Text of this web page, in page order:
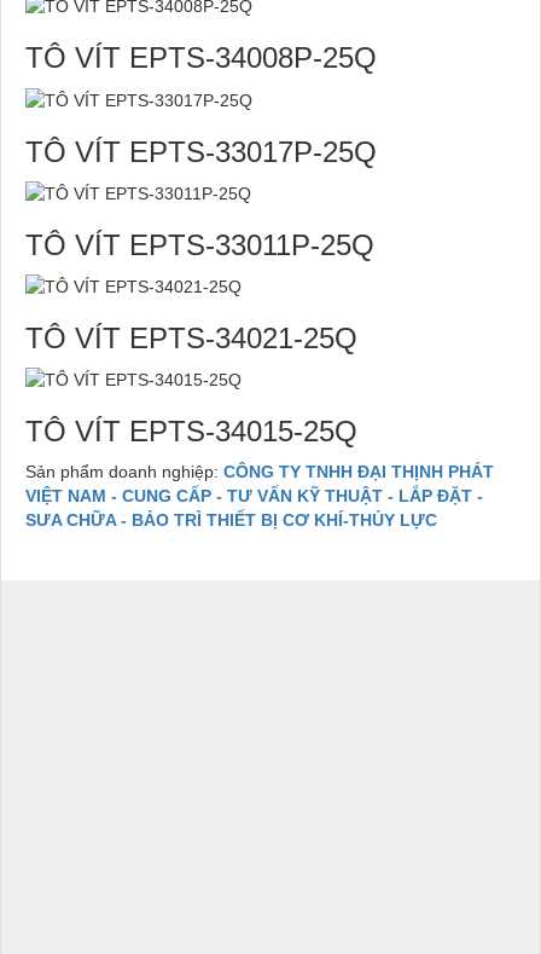
TÔ VÍT EPTS-34008P-25Q
TÔ VÍT EPTS-33017P-25Q
TÔ VÍT EPTS-33011P-25Q
TÔ VÍT EPTS-34021-25Q
TÔ VÍT EPTS-34015-25Q
Sản phẩm doanh nghiệp: CÔNG TY TNHH ĐẠI THỊNH PHÁT
VIỆT NAM - CUNG CẤP - TƯ VẤN KỸ THUẬT - LẮP ĐẶT -
SƯA CHỮA - BẢO TRÌ THIẾT BỊ CƠ KHÍ-THỦY LỰC